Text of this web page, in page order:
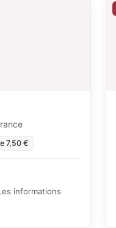
7,50 €
informations